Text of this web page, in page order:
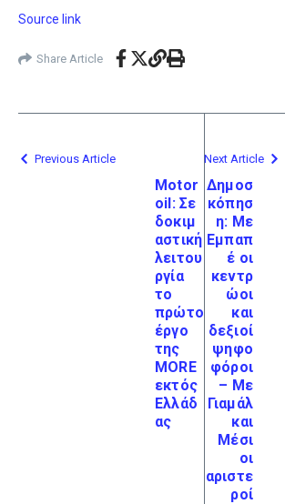
Source link
Share Article
Previous Article
Motor
oil: Σε
δοκιμ
αστική
λειτου
ργία
το
πρώτο
έργο
της
MORE
εκτός
Ελλάδ
ας
Next Article
Δημοσ
κόπησ
η: Με
Εμπαπ
έ οι
κεντρ
ώοι
και
δεξιοί
ψηφο
φόροι
– Με
Γιαμάλ
και
Μέσι
οι
αριστε
ροί